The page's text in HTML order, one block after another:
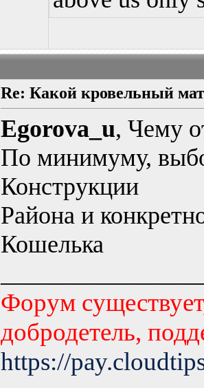
Re: Какой кровельный
Egorova_u, Чему
По минимуму,
Конструкции
Района и
Кошелька
Форум
добродетель,
https://